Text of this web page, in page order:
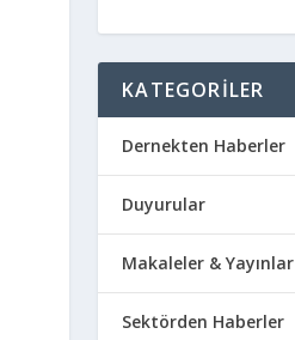
KATEGORILER
Dernekten Haberler
Duyurular
Makaleler & Yayınlar
Sektörden Haberler